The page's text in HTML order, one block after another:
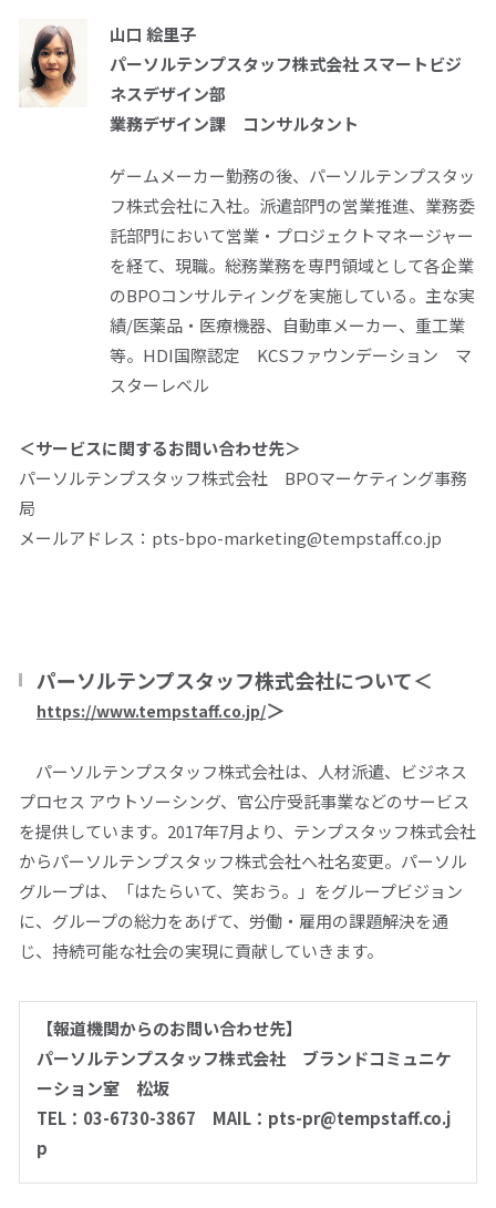
山口 絵里子
パーソルテンプスタッフ株式会社 スマートビジ
ネスデザイン部
業務デザイン課 コンサルタント
ゲームメーカー勤務の後、パーソルテンプスタッ
フ株式会社に入社。派遣部門の営業推進、業務委
託部門において営業・プロジェクトマネージャー
を経て、現職。総務業務を専門領域として各企業
のBPOコンサルティングを実施している。主な実
績/医薬品・医療機器、自動車メーカー、重工業
等。HDI国際認定 KCSファウンデーション マ
スターレベル
＜サービスに関するお問い合わせ先＞
パーソルテンプスタッフ株式会社 BPOマーケティング事務
局
メールアドレス：pts-bpo-marketing@tempstaff.co.jp
パーソルテンプスタッフ株式会社について＜
https://www.tempstaff.co.jp/＞
パーソルテンプスタッフ株式会社は、人材派遣、ビジネス
プロセス アウトソーシング、官公庁受託事業などのサービス
を提供しています。2017年7月より、テンプスタッフ株式会社
からパーソルテンプスタッフ株式会社へ社名変更。パーソル
グループは、「はたらいて、笑おう。」をグループビジョン
に、グループの総力をあげて、労働・雇用の課題解決を通
じ、持続可能な社会の実現に貢献していきます。
【報道機関からのお問い合わせ先】
パーソルテンプスタッフ株式会社 ブランドコミュニケ
ーション室 松坂
TEL：03-6730-3867 MAIL：pts-pr@tempstaff.co.j
p